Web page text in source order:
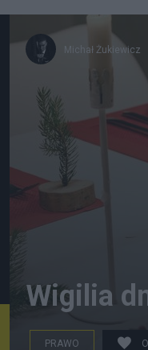
Michał Żukiewicz
Wigilia
PRAWO